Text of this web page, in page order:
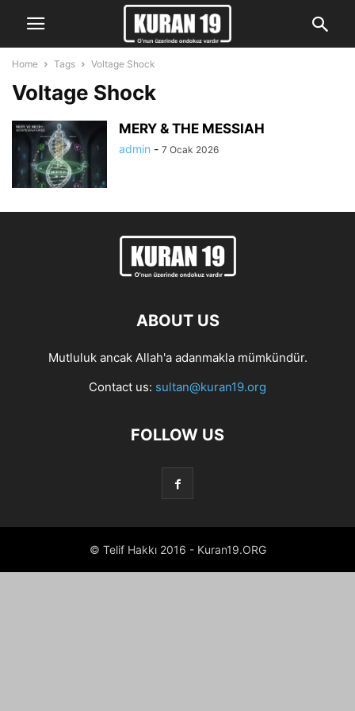
Home Tags Voltage Shock
Voltage Shock
MERY & THE MESSIAH
admin - 7 Ocak 2026
ABOUT US
Mutluluk ancak Allah'a adanmakla mümkündür.
Contact us: sultan@kuran19.org
FOLLOW US
© Telif Hakkı 2016 - Kuran19.ORG